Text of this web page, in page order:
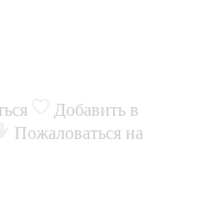
Добавить в
Пожаловаться на